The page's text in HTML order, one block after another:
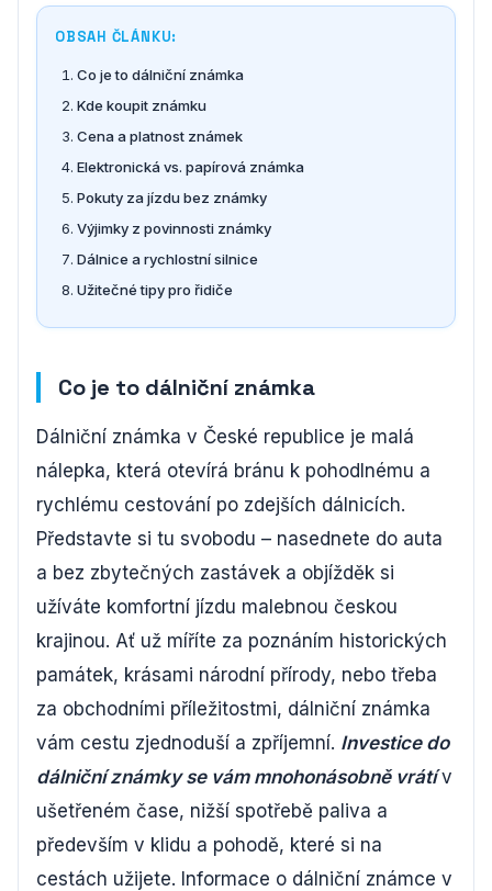
OBSAH ČLÁNKU:
Co je to dálniční známka
Kde koupit známku
Cena a platnost známek
Elektronická vs. papírová známka
Pokuty za jízdu bez známky
Výjimky z povinnosti známky
Dálnice a rychlostní silnice
Užitečné tipy pro řidiče
Co je to dálniční známka
Dálniční známka v České republice je malá
nálepka, která otevírá bránu k pohodlnému a
rychlému cestování po zdejších dálnicích.
Představte si tu svobodu – nasednete do auta
a bez zbytečných zastávek a objížděk si
užíváte komfortní jízdu malebnou českou
krajinou. Ať už míříte za poznáním historických
památek, krásami národní přírody, nebo třeba
za obchodními příležitostmi, dálniční známka
vám cestu zjednoduší a zpříjemní. Investice do
dálniční známky se vám mnohonásobně vrátív
ušetřeném čase, nižší spotřebě paliva a
především v klidu a pohodě, které si na
cestách užijete. Informace o dálniční známce v